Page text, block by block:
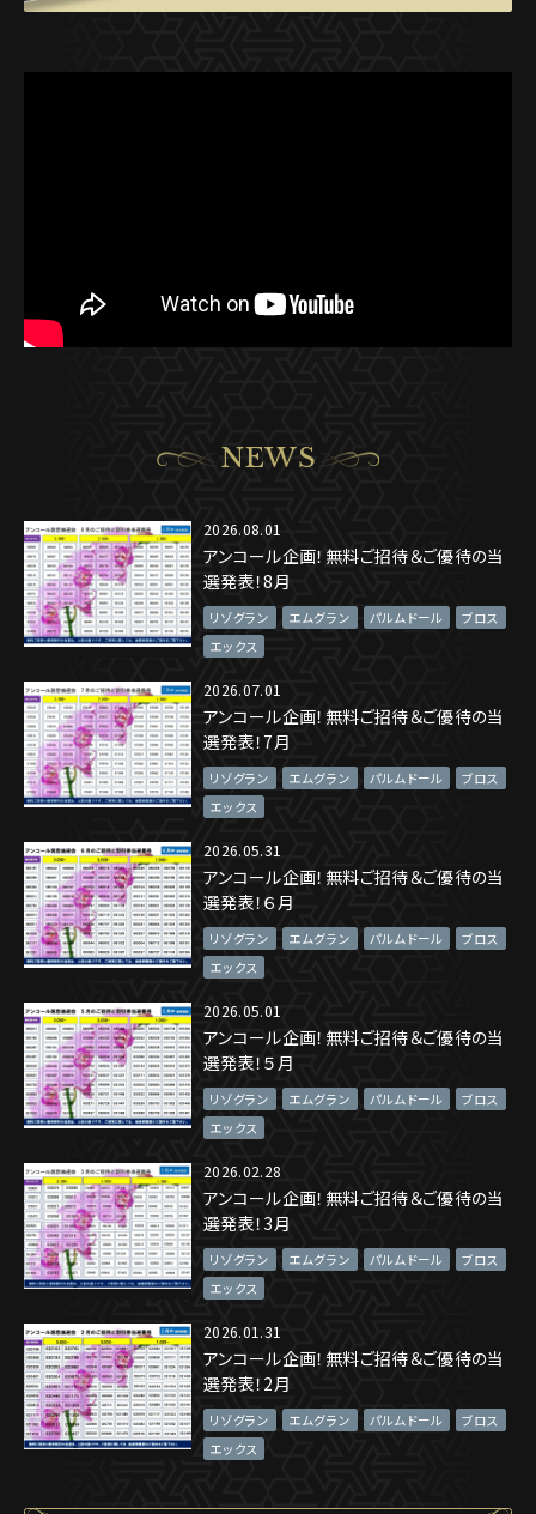
NEWS
2026.08.01
アンコール企画！無料ご招待＆ご優待の当
選発表！8月
リゾグラン エムグラン パルムドール
ブロス
エックス
2026.07.01
アンコール企画！無料ご招待＆ご優待の当
選発表！7月
リゾグラン エムグラン パルムドール
ブロス
エックス
2026.05.31
アンコール企画！無料ご招待＆ご優待の当
選発表！６月
リゾグラン エムグラン パルムドール
ブロス
エックス
2026.05.01
アンコール企画！無料ご招待＆ご優待の当
選発表！５月
リゾグラン エムグラン パルムドール
ブロス
エックス
2026.02.28
アンコール企画！無料ご招待＆ご優待の当
選発表！3月
リゾグラン エムグラン パルムドール
ブロス
エックス
2026.01.31
アンコール企画！無料ご招待＆ご優待の当
選発表！2月
リゾグラン エムグラン パルムドール
ブロス
エックス